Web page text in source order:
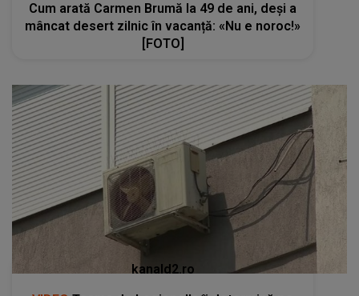
Cum arată Carmen Brumă la 49 de ani, deși a
mâncat desert zilnic în vacanță: «Nu e noroc!»
[FOTO]
kanald2.ro